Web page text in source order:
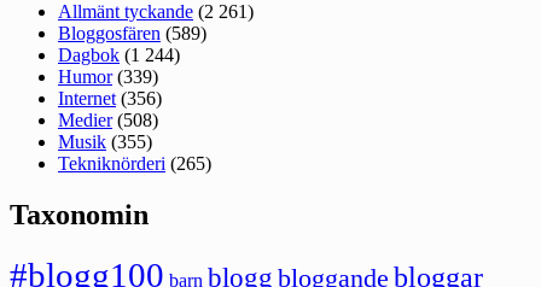
Allmänt tyckande (2 261)
Bloggosfären (589)
Dagbok (1 244)
Humor(339)
Internet (356)
Medier(508)
Musik (355)
Tekniknörderi (265)
Taxonomin
#blogg100 barn blogg bloggande bloggar